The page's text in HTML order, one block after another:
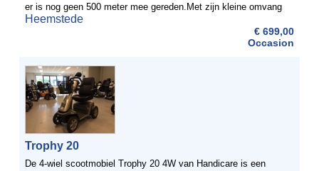
er is nog geen 500 meter mee gereden.Met zijn kleine omvang
uitzonderlijk wendbaar in smalle of beperkte ...
Heemstede
€ 699,00
Occasion
Trophy 20
De 4-wiel scootmobiel Trophy 20 4W van Handicare is een